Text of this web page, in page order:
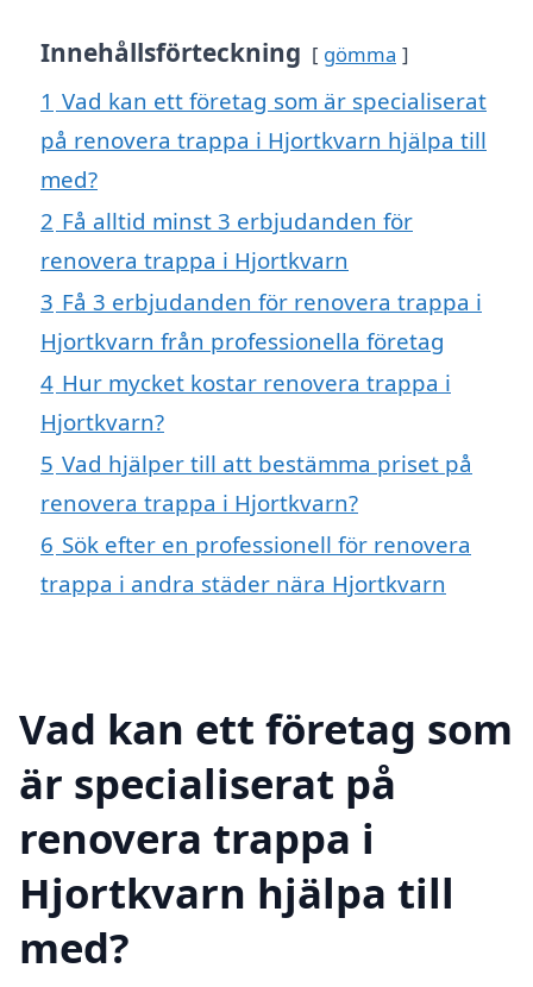
Innehållsförteckning gömma
1 Vad kan ett företag som är specialiserat
på renovera trappa i Hjortkvarn hjälpa till
med?
2 Få alltid minst 3 erbjudanden för
renovera trappa i Hjortkvarn
3 Få 3 erbjudanden för renovera trappa i
Hjortkvarn från professionella företag
4 Hur mycket kostar renovera trappa i
Hjortkvarn?
5 Vad hjälper till att bestämma priset på
renovera trappa i Hjortkvarn?
6 Sök efter en professionell för renovera
trappa i andra städer nära Hjortkvarn
Vad kan ett företag som
är specialiserat på
renovera trappa i
Hjortkvarn hjälpa till
med?